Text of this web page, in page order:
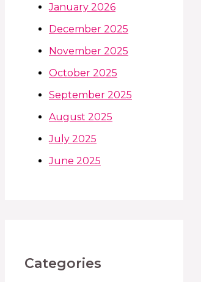
January 2026
December 2025
November 2025
October 2025
September 2025
August 2025
July 2025
June 2025
Categories